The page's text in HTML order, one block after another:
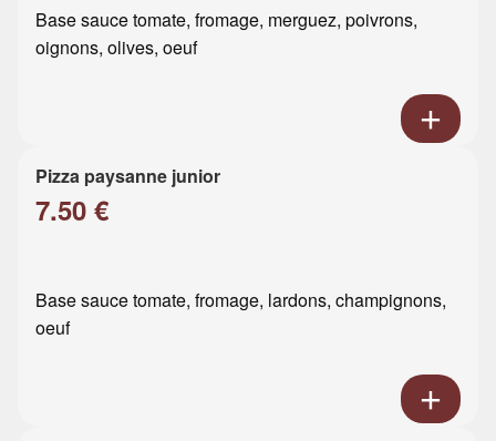
Base sauce tomate, fromage, merguez, poivrons,
oignons, olives, oeuf
Pizza paysanne junior
7.50 €
Base sauce tomate, fromage, lardons, champignons,
oeuf